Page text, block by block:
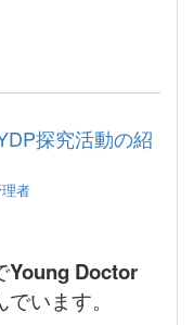
探究活動の紹
者
Young Doctor
います。